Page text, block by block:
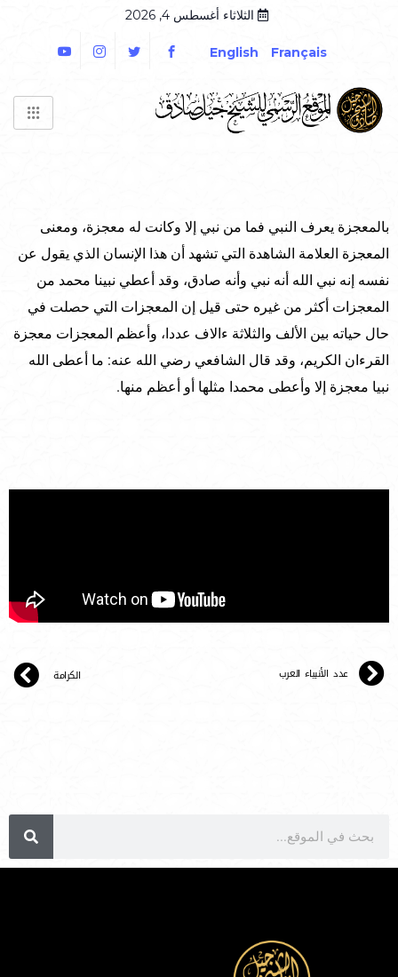
الثلاثاء أغسطس 4, 2026
Français
English
بالمعجزة يعرف النبي فما من نبي إلا وكانت له معجزة، ومعنى
المعجزة العلامة الشاهدة التي تشهد أن هذا الإنسان الذي يقول عن
نفسه إنه نبي الله أنه نبي وأنه صادق، وقد أعطي نبينا محمد من
المعجزات أكثر من غيره حتى قيل إن المعجزات التي حصلت في
حال حياته بين الألف والثلاثة ءالاف عددا، وأعظم المعجزات معجزة
القرءان الكريم، وقد قال الشافعي رضي الله عنه: ما أعطى الله
نبيا معجزة إلا وأعطى محمدا مثلها أو أعظم منها.
عدد الأنبياء العرب الكرامة